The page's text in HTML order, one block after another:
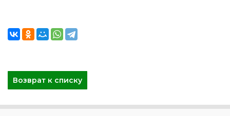
Возврат к списку